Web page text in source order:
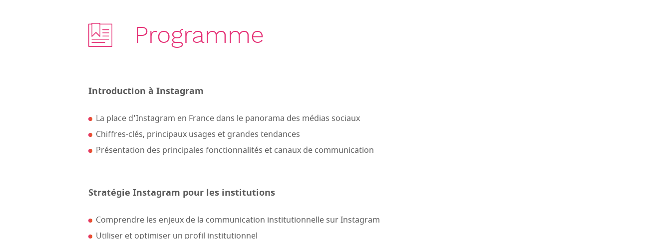
Programme
Introduction à Instagram
La place d'Instagram en France dans le panorama des médias sociaux
Chiffres-clés, principaux usages et grandes tendances
Présentation des principales fonctionnalités et canaux de communication
Stratégie Instagram pour les institutions
Comprendre les enjeux de la communication institutionnelle sur Instagram
Utiliser et optimiser un profil institutionnel